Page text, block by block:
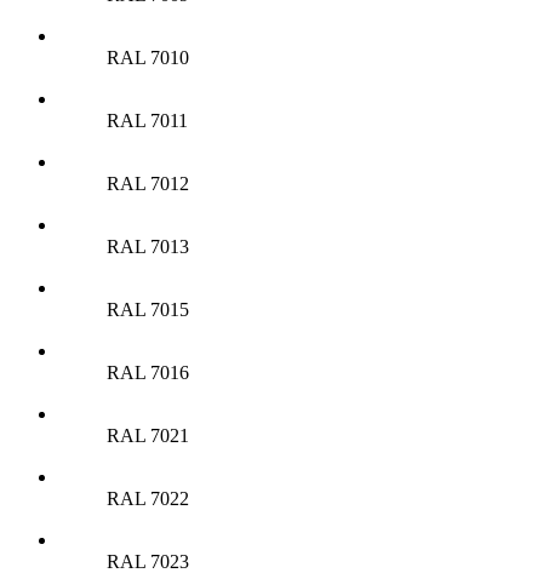
RAL 7010
RAL 7011
RAL 7012
RAL 7013
RAL 7015
RAL 7016
RAL 7021
RAL 7022
RAL 7023